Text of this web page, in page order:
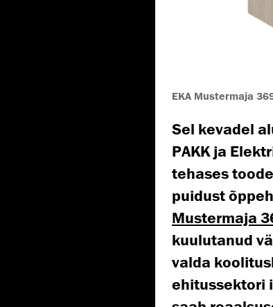
EKA Mustermaja
Sel kevadel
PAKK ja
tehases
puidust
Mustermaja
kuulutanud
valda
ehitussektori